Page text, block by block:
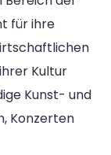
für ihre
Kultur
Kunst- und
Konzerten